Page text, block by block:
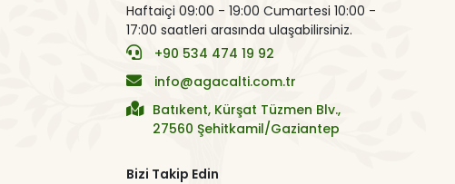
Haftaiçi 09:00 - 19:00 Cumartesi 10:00 -
17:00 saatleri arasında ulaşabilirsiniz.
+90 534 474 19 92
info@agacalti.com.tr
Batıkent, Kürşat Tüzmen Blv.,
27560 Şehitkamil/Gaziantep
Bizi Takip Edin